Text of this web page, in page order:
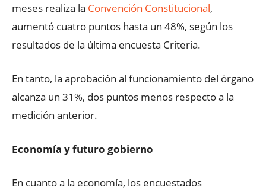
meses realiza la Convención Constitucional,
aumentó cuatro puntos hasta un 48%, según los
resultados de la última encuesta Criteria.
En tanto, la aprobación al funcionamiento del órgano
alcanza un 31%, dos puntos menos respecto a la
medición anterior.
Economía y futuro gobierno
En cuanto a la economía, los encuestados